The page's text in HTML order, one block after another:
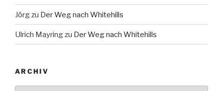
Jörgzu Der Weg nach Whitehills
Ulrich Mayringzu Der Weg nach Whitehills
ARCHIV